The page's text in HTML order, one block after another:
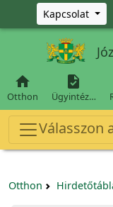
Ugrás a fő tartalomra
Kapcsolat

Otthon

Ügyintéz…
Válasszon
Otthon